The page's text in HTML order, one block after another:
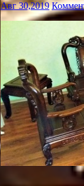
Авг 30,2019